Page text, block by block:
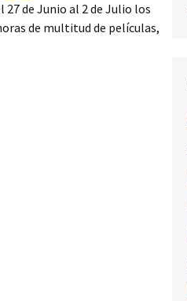
de Junio al 2 de Julio los
de multitud de películas,